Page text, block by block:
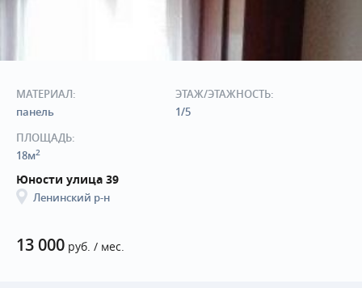
13 000 руб. / мес.
Юности улица 39
Ленинский р-н
МАТЕРИАЛ:
панель
ЭТАЖ/ЭТАЖНОСТЬ:
1/5
ПЛОЩАДЬ:
18м2